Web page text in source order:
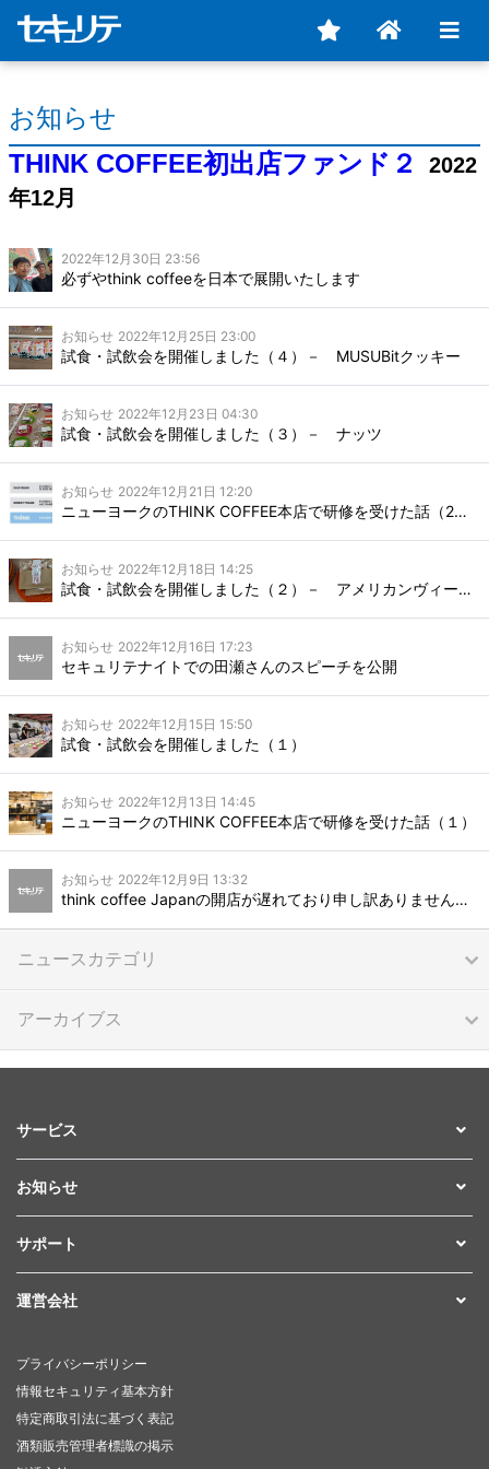
お知らせ
THINK COFFEE初出店ファンド２
2022
年12月
2022年12月30日 23:56
必ずやthink coffeeを日本で展開いたします
お知らせ 2022年12月25日 23:00
試食・試飲会を開催しました（４）－ MUSUBitクッキー
お知らせ 2022年12月23日 04:30
試食・試飲会を開催しました（３）－ ナッツ
お知らせ 2022年12月21日 12:20
ニューヨークのTHINK COFFEE本店で研修を受けた話（2）コーヒーへの思い
お知らせ 2022年12月18日 14:25
試食・試飲会を開催しました（２）－ アメリカンヴィーガンクッキー
お知らせ 2022年12月16日 17:23
セキュリテナイトでの田瀬さんのスピーチを公開
お知らせ 2022年12月15日 15:50
試食・試飲会を開催しました（１）
お知らせ 2022年12月13日 14:45
ニューヨークのTHINK COFFEE本店で研修を受けた話（１）
お知らせ 2022年12月9日 13:32
think coffee Japanの開店が遅れており申し訳ありません。引き続き準備を進めております
ニュースカテゴリ
アーカイブス
サービス
お知らせ
サポート
運営会社
プライバシーポリシー
情報セキュリティ基本方針
特定商取引法に基づく表記
酒類販売管理者標識の掲示